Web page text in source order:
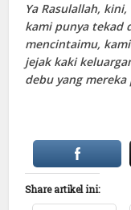
Ya Rasulallah,
kami punya tekad
mencintaimu,
jejak kaki
debu yang
Share artikel ini: